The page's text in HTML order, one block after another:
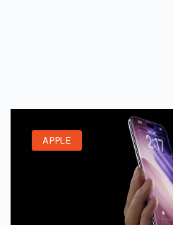
APPLE